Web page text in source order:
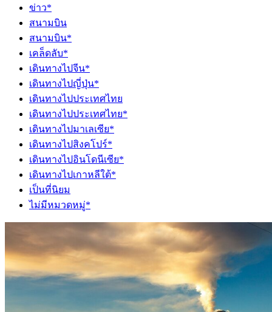
ข่าว*
สนามบิน
สนามบิน*
เคล็ดลับ*
เดินทางไปจีน*
เดินทางไปญี่ปุ่น*
เดินทางไปประเทศไทย
เดินทางไปประเทศไทย*
เดินทางไปมาเลเซีย*
เดินทางไปสิงคโปร์*
เดินทางไปอินโดนีเซีย*
เดินทางไปเกาหลีใต้*
เป็นที่นิยม
ไม่มีหมวดหมู่*